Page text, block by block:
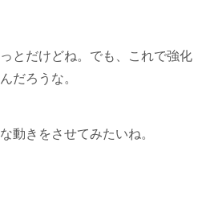
とだけどね。でも、これで強化
だろうな。
動きをさせてみたいね。